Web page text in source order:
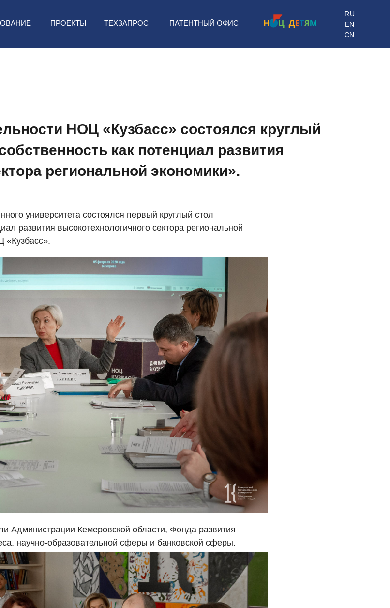
EN
RU
ПРОЕКТЫ
CN
ТЕХЗАПРОС ПАТЕНТНЫЙ ОФИС
НОЦ «Кузбасс» состоялся круглый
как потенциал развития
региональной экономики».
университета состоялся первый круглый стол
развития высокотехнологичного сектора региональной
«Кузбасс».
Администрации Кемеровской области, Фонда развития
научно-образовательной сферы и банковской сферы.